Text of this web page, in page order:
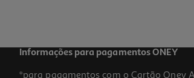
Informações para pagamentos ONEY
*para pagamentos com o Cartão Oney